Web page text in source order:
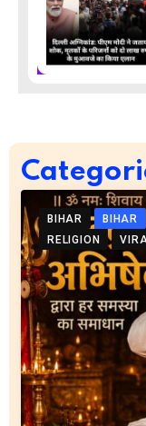
BIHAR BIHAR
RELIGION